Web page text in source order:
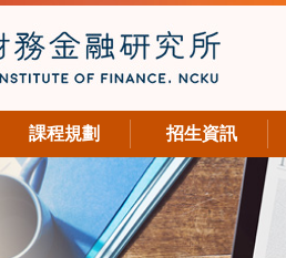
課程規劃 招生資訊